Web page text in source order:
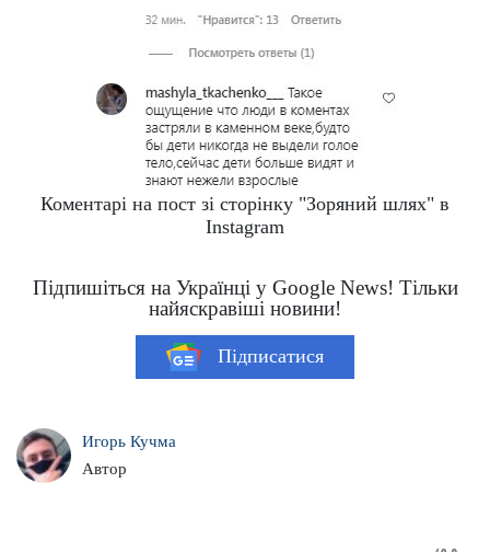
Коментарі на пост зі сторінку "Зоряний шлях" в
Instagram
Підпишіться на Українці у Google News! Тільки
найяскравіші новини!
Підписатися
Игорь Кучма
Автор